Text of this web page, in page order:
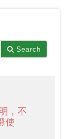
Search
，不
使